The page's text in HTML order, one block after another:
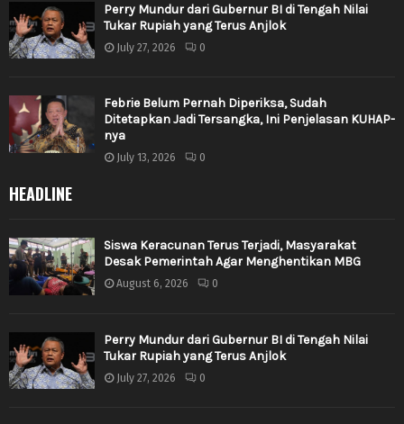
Perry Mundur dari Gubernur BI di Tengah Nilai
Tukar Rupiah yang Terus Anjlok
July 27, 2026 0
Febrie Belum Pernah Diperiksa, Sudah
Ditetapkan Jadi Tersangka, Ini Penjelasan KUHAP-
nya
July 13, 2026 0
HEADLINE
Siswa Keracunan Terus Terjadi, Masyarakat
Desak Pemerintah Agar Menghentikan MBG
August 6, 2026 0
Perry Mundur dari Gubernur BI di Tengah Nilai
Tukar Rupiah yang Terus Anjlok
July 27, 2026 0